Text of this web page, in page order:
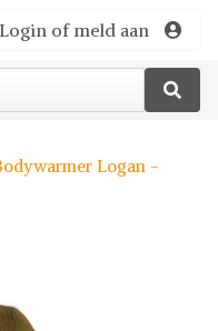
Login of meld aan
Logan -